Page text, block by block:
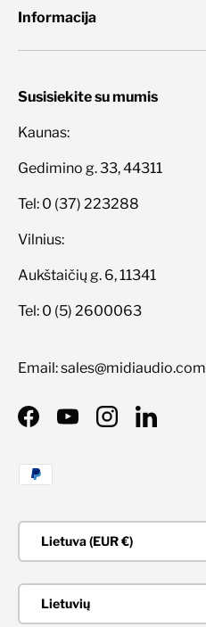
Informacija
Susisiekite su mumis
Kaunas:
Gedimino g. 33, 44311
Tel: 0 (37) 223288
Vilnius:
Aukštaičių g. 6, 11341
Tel: 0 (5) 2600063
Email: sales@midiaudio.com
FacebookYouTubeInstagramLinkedIn
Priimami mokėjimo būdai
Lietuva (EUR €)
Lietuvių